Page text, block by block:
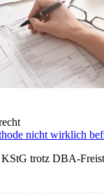
nicht wirklich
trotz DBA-